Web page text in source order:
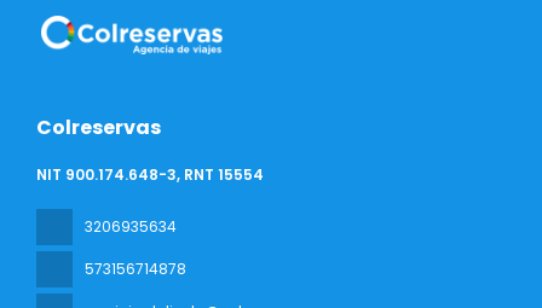
Colreservas
NIT 900.174.648-3, RNT 15554
3206935634
573156714878